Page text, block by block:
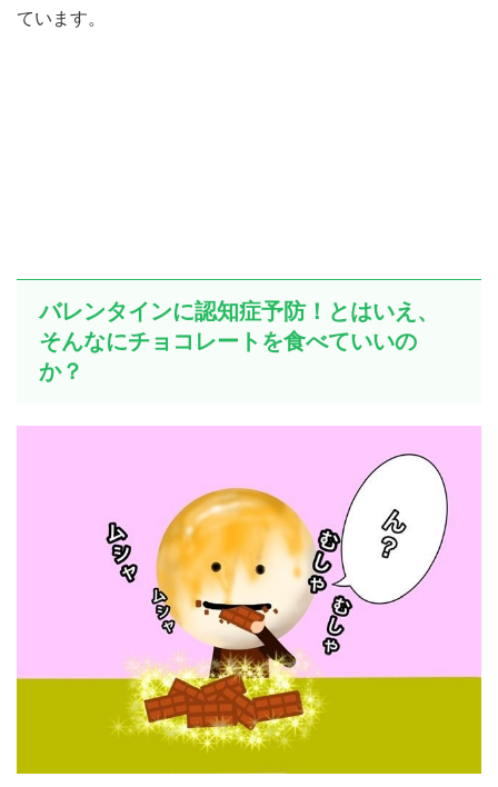
ています。
バレンタインに認知症予防！とはいえ、
そんなにチョコレートを食べていいの
か？